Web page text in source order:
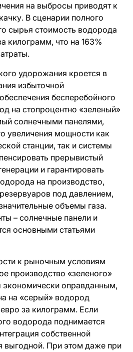
на выбросы приводят к
В сценарии полного
сырья стоимость водорода
килограмм, что на 163%
удорожания кроется в
избыточной
бесперебойного
на стопроцентно «зеленый»
солнечными панелями,
увеличения мощности как
станции, так и системы
прерывистый
и гарантировать
на производство,
под давлением,
объемы газа.
– солнечные панели и
основными статьями
к рыночным условиям
производство «зеленого»
экономически оправданным,
на «серый» водород
за килограмм. Если
водорода поднимается
собственной
выгодной. При этом даже при